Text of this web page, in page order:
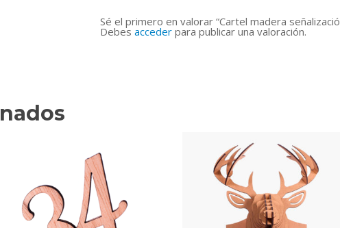
Sé el primero en valorar “Cartel madera
Debes accederpara publicar una valoración.